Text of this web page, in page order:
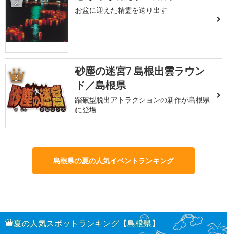
お盆に迎えた精霊を送り出す
3
砂塵の迷宮7 島根出雲ラウン
ド／島根県
踏破型脱出アトラクションの新作が島根県
に登場
島根県の夏の人気イベントランキング
夏の人気スポットランキング【島根県】